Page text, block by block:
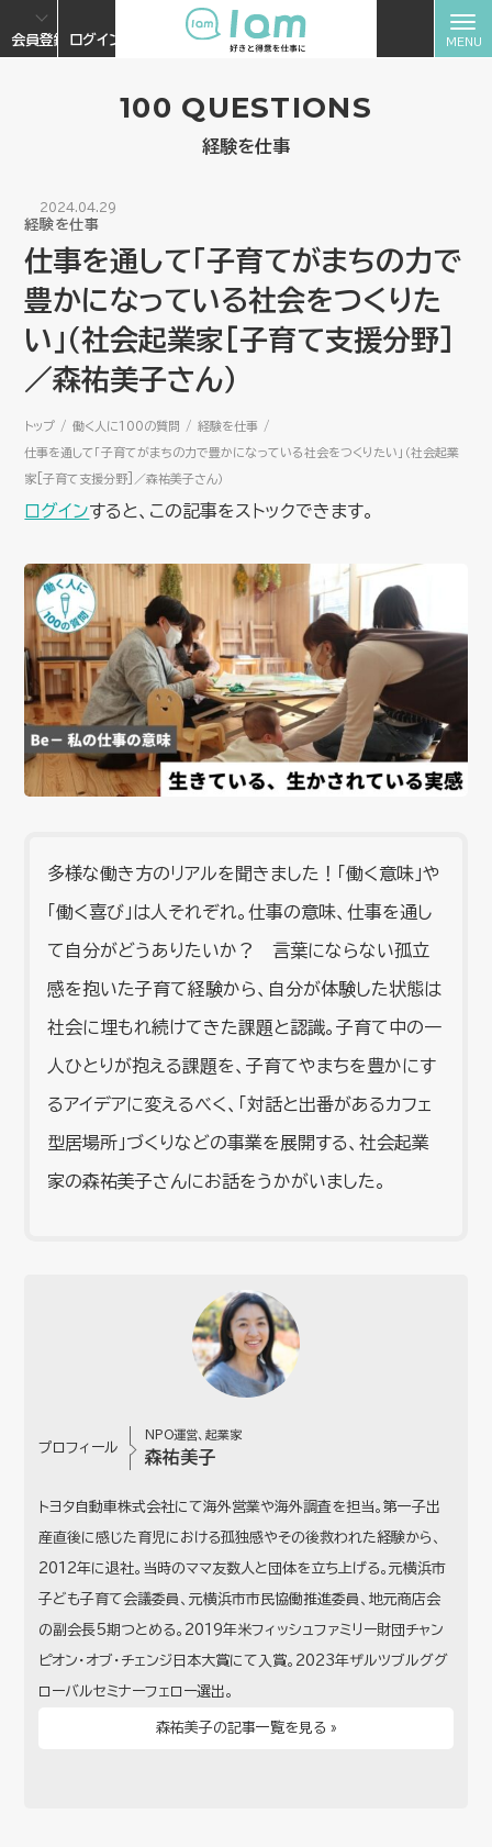
会員登録 ログイン
100 QUESTIONS
経験を仕事
2024.04.29
経験を仕事
仕事を通して「子育てがまちの力で
豊かになっている社会をつくりた
い」（社会起業家[子育て支援分野]
／森祐美子さん）
トップ 働く人に100の質問 経験を仕事
仕事を通して「子育てがまちの力で豊かになっている社会をつくりたい」（社会起業
家[子育て支援分野]／森祐美子さん）
ログインすると、この記事をストックできます。
多様な働き方のリアルを聞きました！「働く意味」や
「働く喜び」は人それぞれ。仕事の意味、仕事を通し
て自分がどうありたいか？ 言葉にならない孤立
感を抱いた子育て経験から、自分が体験した状態は
社会に埋もれ続けてきた課題と認識。子育て中の一
人ひとりが抱える課題を、子育てやまちを豊かにす
るアイデアに変えるべく、「対話と出番があるカフェ
型居場所」づくりなどの事業を展開する、社会起業
家の森祐美子さんにお話をうかがいました。
プロフィール
NPO運営、起業家
森祐美子
トヨタ自動車株式会社にて海外営業や海外調査を担当。第一子出
産直後に感じた育児における孤独感やその後救われた経験から、
2012年に退社。当時のママ友数人と団体を立ち上げる。元横浜市
子ども子育て会議委員、元横浜市市民協働推進委員、地元商店会
の副会長5期つとめる。2019年米フィッシュファミリー財団チャン
ピオン・オブ・チェンジ日本大賞にて入賞。2023年ザルツブルググ
ローバルセミナーフェロー選出。
森祐美子の記事一覧を見る »